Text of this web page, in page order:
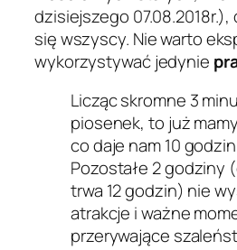
dzisiejszego
się wszyscy. Nie warto
wykorzystywać jedynie
Licząc skromne 3
piosenek, to już
co daje nam 10
Pozostałe 2 godziny
trwa 12 godzin) nie
atrakcje i ważne
przerywające